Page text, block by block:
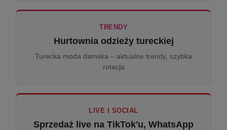
TRENDY
Hurtownia odzieży tureckiej
Turecka moda damska – aktualne trendy, szybka
rotacja
LIVE I SOCIAL
Sprzedaż live na TikTok'u, WhatsApp